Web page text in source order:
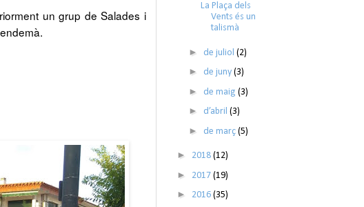
un grup de Salades i
La Plaça dels
Vents és un
talismà
► de juliol (2)
► de juny (3)
► de maig (3)
► d’abril (3)
► de març (5)
► 2018 (12)
► 2017 (19)
► 2016 (35)